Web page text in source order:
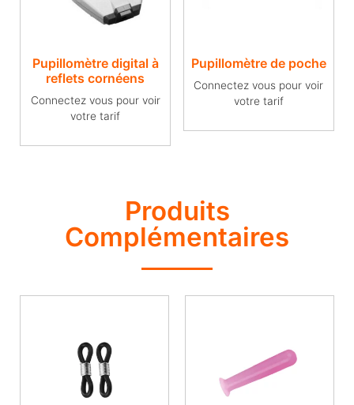
Pupillomètre digital à
reflets cornéens
Connectez vous pour voir
votre tarif
Pupillomètre de poche
Connectez vous pour voir
votre tarif
Produits
Complémentaires